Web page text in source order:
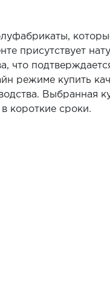
присутствует
что
режиме купить
Выбранная
короткие сроки.